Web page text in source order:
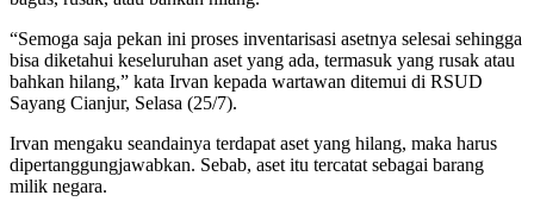
“Semoga saja pekan ini proses inventarisasi asetnya selesai sehingga
bisa diketahui keseluruhan aset yang ada, termasuk yang rusak atau
bahkan hilang,” kata Irvan kepada wartawan ditemui di RSUD
Sayang Cianjur, Selasa (25/7).
Irvan mengaku seandainya terdapat aset yang hilang, maka harus
dipertanggungjawabkan. Sebab, aset itu tercatat sebagai barang
milik negara.